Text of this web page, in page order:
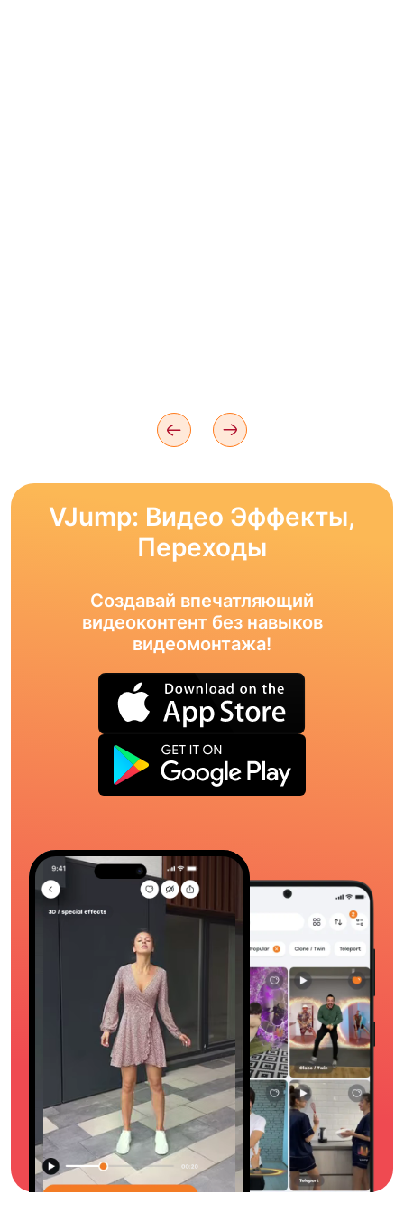
VJump: Видео Эффекты,
Переходы
Создавай впечатляющий
видеоконтент без навыков
видеомонтажа!